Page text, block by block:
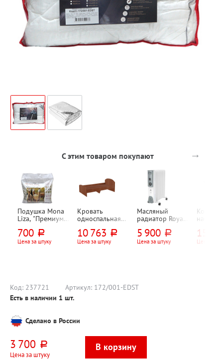
С этим товаром покупают →
Подушка Mona
Liza, "Премиум
50см*70см,
шерсть альпаки
700 руб.
Цена за штуку
Кровать
односпальная
700мм, ноче
экко
10 763 руб.
Цена за штуку
Масляный
радиатор Royal
2000M, 2кВт, 9
секций
5 900 руб.
Цена за штуку
15
Цена за
Код: 237721 Артикул: 172/001-EDST
Есть в наличии 1 шт.
Сделано в России
3 700 руб.
Цена за штуку